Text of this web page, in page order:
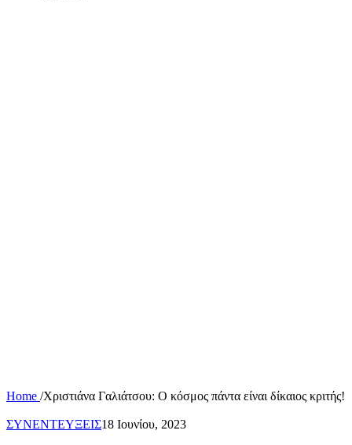
Home /Χριστιάνα Γαλιάτσου: Ο κόσμος πάντα είναι δίκαιος κριτής!
ΣΥΝΕΝΤΕΥΞΕΙΣ18 Ιουνίου, 2023